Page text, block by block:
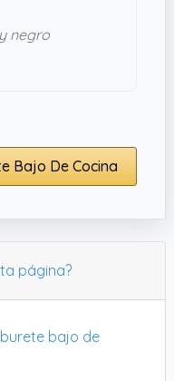
negro
Bajo De Cocina
página?
bajo de